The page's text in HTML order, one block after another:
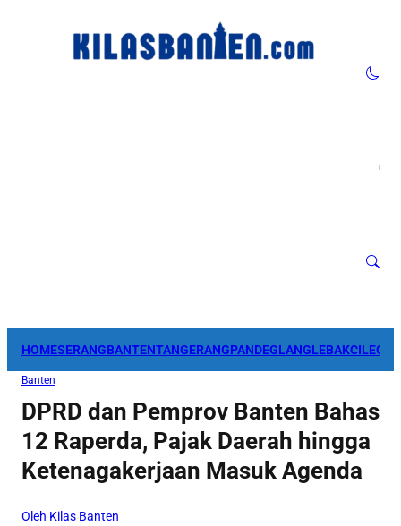
HOMESERANGBANTENTANGERANGPANDEGLANGLEBAK
Banten
DPRD dan Pemprov Banten Bahas
12 Raperda, Pajak Daerah hingga
Ketenagakerjaan Masuk Agenda
Oleh Kilas Banten